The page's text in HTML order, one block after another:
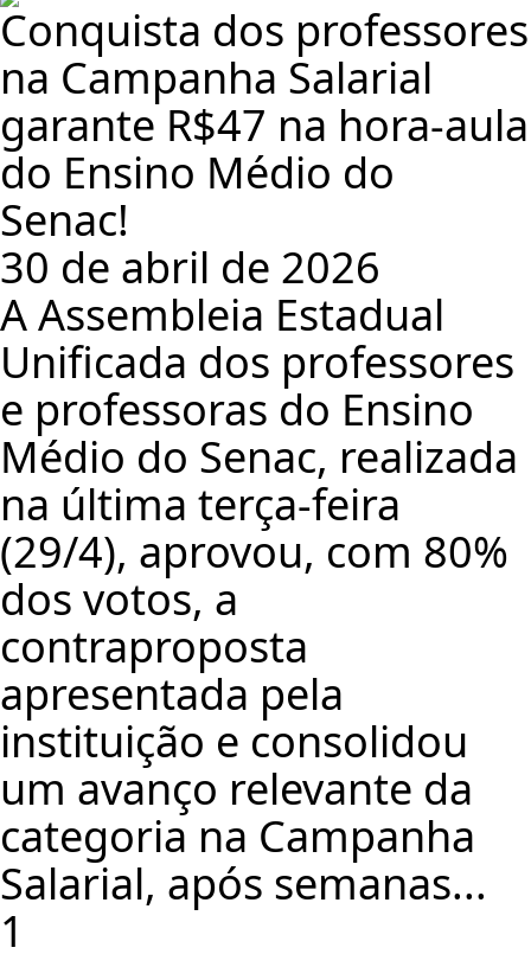
Conquista dos professores
na Campanha Salarial
garante R$47 na hora-aula
do Ensino Médio do
Senac!
30 de abril de 2026
A Assembleia Estadual
Unificada dos professores
e professoras do Ensino
Médio do Senac, realizada
na última terça-feira
(29/4), aprovou, com 80%
dos votos, a
contraproposta
apresentada pela
instituição e consolidou
um avanço relevante da
categoria na Campanha
Salarial, após semanas...
1